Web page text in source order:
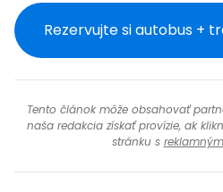
Rezervujte si autobus +
Tento článok môže obsahovať
naša redakcia získať provízie, ak
stránku s